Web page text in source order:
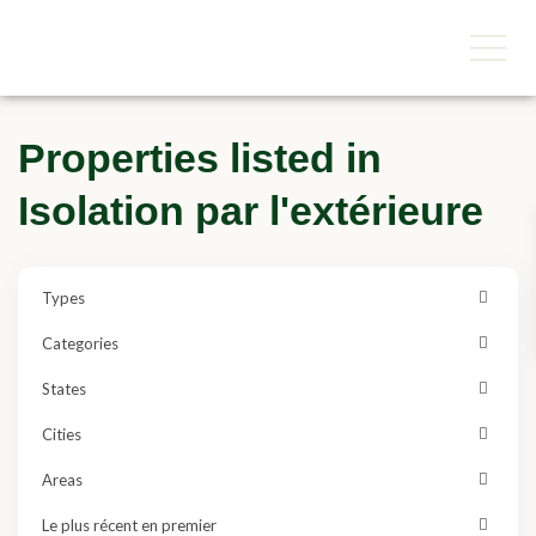
Properties listed in
Isolation par l'extérieure
Types
Categories
States
Cities
Areas
Le plus récent en premier